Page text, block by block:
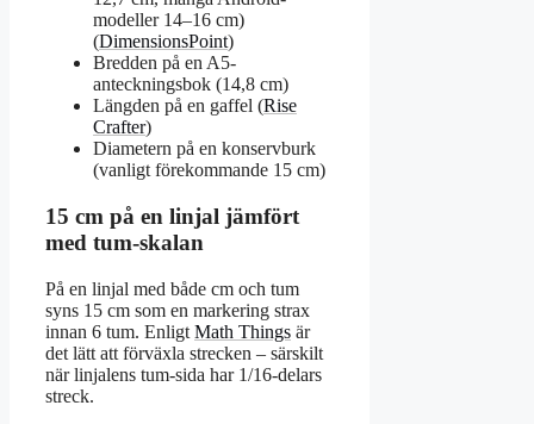
modeller 14–16 cm)
(DimensionsPoint)
Bredden på en A5-
anteckningsbok (14,8 cm)
Längden på en gaffel (Rise
Crafter)
Diametern på en konservburk
(vanligt förekommande 15 cm)
15 cm på en linjal jämfört
med tum-skalan
På en linjal med både cm och tum
syns 15 cm som en markering strax
innan 6 tum. Enligt Math Things är
det lätt att förväxla strecken – särskilt
när linjalens tum-sida har 1/16-delars
streck.